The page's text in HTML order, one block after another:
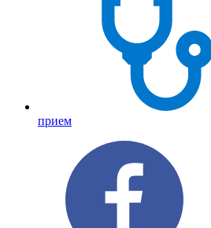
прием